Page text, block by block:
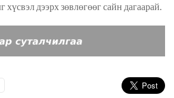
хүсвэл дээрх зөвлөгөөг сайн дагаарай.